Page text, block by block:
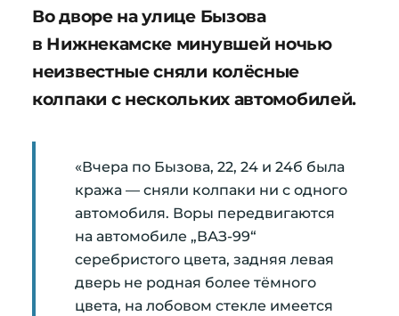
Во дворе на улице Бызова
в Нижнекамске минувшей ночью
неизвестные сняли колёсные
колпаки с нескольких автомобилей.
«Вчера по Бызова, 22, 24 и 24б была
кража — сняли колпаки ни с одного
автомобиля. Воры передвигаются
на автомобиле „ВАЗ-99“
серебристого цвета, задняя левая
дверь не родная более тёмного
цвета, на лобовом стекле имеется